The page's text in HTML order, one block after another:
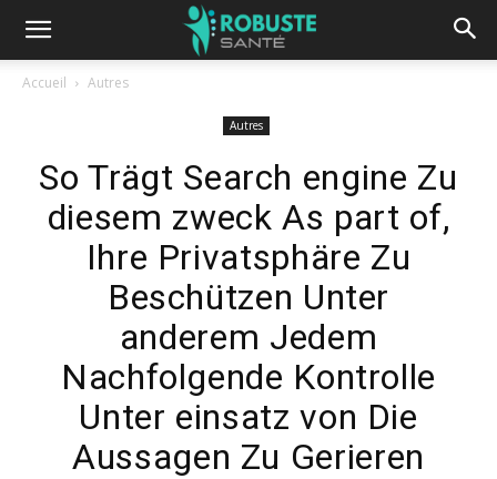
Accueil Autres
Autres
So Trägt Search engine Zu
diesem zweck As part of,
Ihre Privatsphäre Zu
Beschützen Unter
anderem Jedem
Nachfolgende Kontrolle
Unter einsatz von Die
Aussagen Zu Gerieren